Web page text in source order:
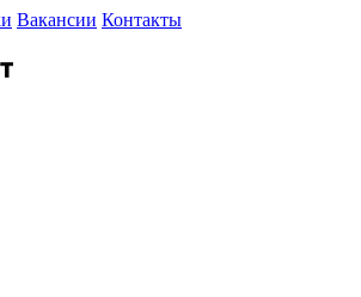
Вакансии Контакты